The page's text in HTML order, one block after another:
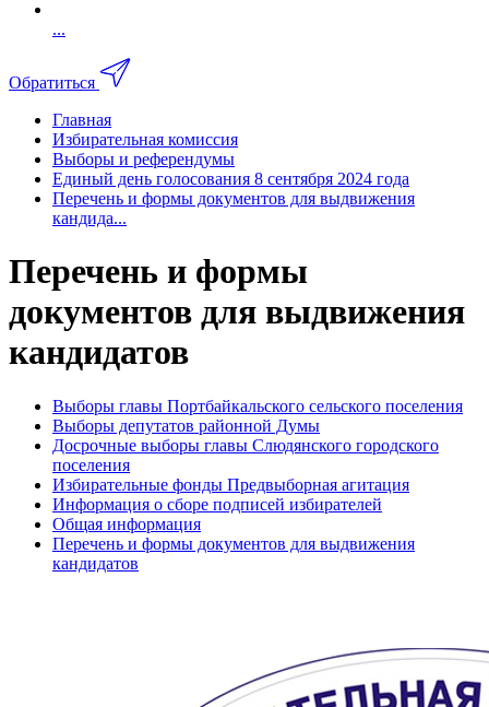
...
Обратиться
Главная
Избирательная комиссия
Выборы и референдумы
Единый день голосования 8 сентября 2024 года
Перечень и формы документов для выдвижения
кандида...
Перечень и формы
документов для выдвижения
кандидатов
Выборы главы Портбайкальского сельского поселения
Выборы депутатов районной Думы
Досрочные выборы главы Слюдянского городского
поселения
Избирательные фонды Предвыборная агитация
Информация о сборе подписей избирателей
Общая информация
Перечень и формы документов для выдвижения
кандидатов